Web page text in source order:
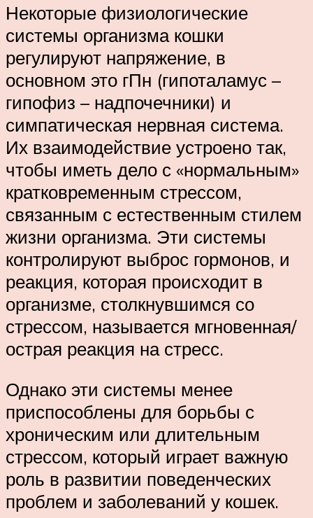
Некоторые физиологические
системы организма кошки
регулируют напряжение, в
основном это гПн (гипоталамус –
гипофиз – надпочечники) и
симпатическая нервная система.
Их взаимодействие устроено так,
чтобы иметь дело с «нормальным»
кратковременным стрессом,
связанным с естественным стилем
жизни организма. Эти системы
контролируют выброс гормонов, и
реакция, которая происходит в
организме, столкнувшимся со
стрессом, называется мгновенная/
острая реакция на стресс.
Однако эти системы менее
приспособлены для борьбы с
хроническим или длительным
стрессом, который играет важную
роль в развитии поведенческих
проблем и заболеваний у кошек.